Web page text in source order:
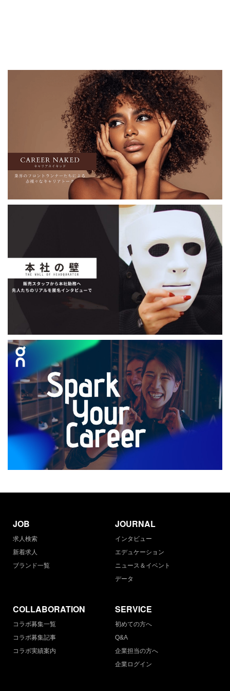
JOB
求人検索
新着求人
ブランド一覧
JOURNAL
インタビュー
エデュケーション
ニュース＆イベント
データ
COLLABORATION
コラボ募集一覧
コラボ募集記事
コラボ実績案内
SERVICE
初めての方へ
Q&A
企業担当の方へ
企業ログイン